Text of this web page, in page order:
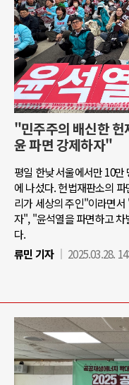
"민주주의 배신한
윤 파면 강제하자"
평일 한낮 서울에서만 10만
에 나섰다. 헌법재판소의
리가 세상의 주인"이라면
자", "윤석열을 파면하고 차
다.
류민 기자
2025.03.28.